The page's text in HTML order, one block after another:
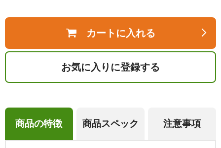
カートに入れる
お気に入りに登録する
商品の特徴 商品スペック 注意事項